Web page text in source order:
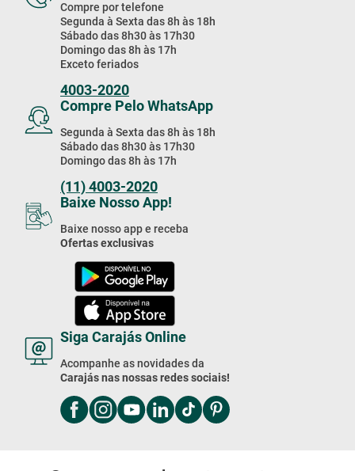
Compre por telefone
Segunda à Sexta das 8h às 18h
Sábado das 8h30 às 17h30
Domingo das 8h às 17h
Exceto feriados
4003-2020
Compre Pelo WhatsApp
Segunda à Sexta das 8h às 18h
Sábado das 8h30 às 17h30
Domingo das 8h às 17h
(11) 4003-2020
Baixe Nosso App!
Baixe nosso app e receba
Ofertas exclusivas
Siga Carajás Online
Acompanhe as novidades da
Carajás nas nossas redes sociais!